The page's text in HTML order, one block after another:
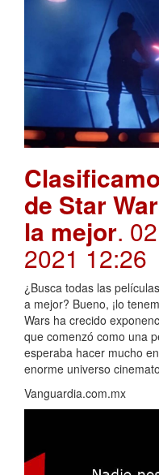
de Star
la mejor.
2021 12:26
¿Busca todas las
a mejor? Bueno, ¡lo
Wars ha crecido
que comenzó como una
esperaba hacer mucho
enorme universo
Vanguardia.com.mx